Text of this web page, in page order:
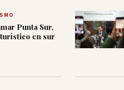
Punta Sur,
en sur